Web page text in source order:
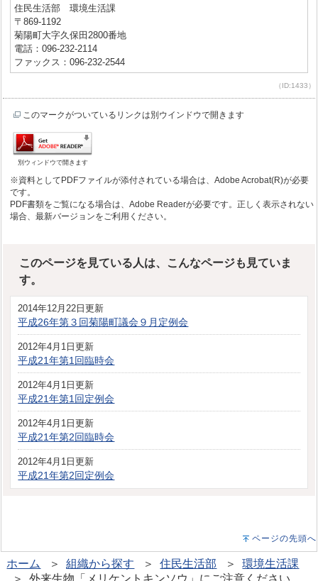
住民生活部 環境生活課
〒869-1192
菊陽町大字久保田2800番地
電話：096-232-2114
ファックス：096-232-2544
（ID:1433）
このマークがついているリンクは別ウインドウで開きます
別ウィンドウで開きます
※資料としてPDFファイルが添付されている場合は、Adobe Acrobat(R)が必要
です。
PDF書類をご覧になる場合は、Adobe Readerが必要です。正しく表示されない
場合、最新バージョンをご利用ください。
このページを見ている人は、こんなページも見ていま
す。
2014年12月22日更新
平成26年第３回菊陽町議会９月定例会
2012年4月1日更新
平成21年第1回臨時会
2012年4月1日更新
平成21年第1回定例会
2012年4月1日更新
平成21年第2回臨時会
2012年4月1日更新
平成21年第2回定例会
ページの先頭へ
ホーム ＞組織から探す ＞住民生活部 ＞環境生活課
＞ 外来生物「メリケントキンソウ」にご注意ください